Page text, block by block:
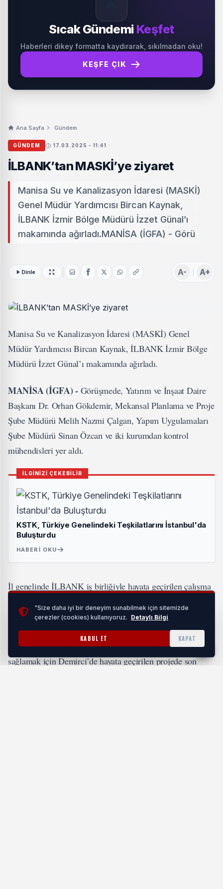
Sıcak Gündemi Keşfet
Haberleri dikey formatta kaydırarak, sıkılmadan oku!
KEŞFE ÇIK
Ana Sayfa Gündem
GÜNDEM 17.03.2025 - 11:41
İLBANK’tan MASKİ’ye ziyaret
Manisa Su ve Kanalizasyon İdaresi (MASKİ)
Genel Müdür Yardımcısı Bircan Kaynak,
İLBANK İzmir Bölge Müdürü İzzet Günal’ı
makamında ağırladı.MANİSA (İGFA) - Görü
Dinle A- A+
Manisa Su ve Kanalizasyon İdaresi (MASKİ) Genel
Müdür Yardımcısı Bircan Kaynak, İLBANK İzmir Bölge
Müdürü İzzet Günal’ı makamında ağırladı.
MANİSA (İGFA) - Görüşmede, Yatırım ve İnşaat Daire
Başkanı Dr. Orhan Gökdemir, Mekansal Planlama ve Proje
Şube Müdürü Melih Nazmi Çalgan, Yapım Uygulamaları
Şube Müdürü Sinan Özcan ve iki kurumdan kontrol
mühendisleri yer aldı.
İLGİNİZİ ÇEKEBİLİR
KSTK, Türkiye Genelindeki Teşkilatlarını İstanbul'da
Buluşturdu
HABERI OKU
İl genelinde İLBANK iş birliğiyle hayata geçirilen çalışma
İLBANK İzmir Bölge Müdürü Günal, MASKİ Genel
Müdürlüğü ile birlikte Manisa’da önemli projelere hayat
verdiklerini söyledi. Günal, “Manisa’nın gelişimine katkı
sağlamak için Demirci’de hayata geçirilen projede son
"Size daha iyi bir deneyim sunabilmek için sitemizde
çerezler (cookies) kullanıyoruz. Detaylı Bilgi
KABUL ET KAPAT